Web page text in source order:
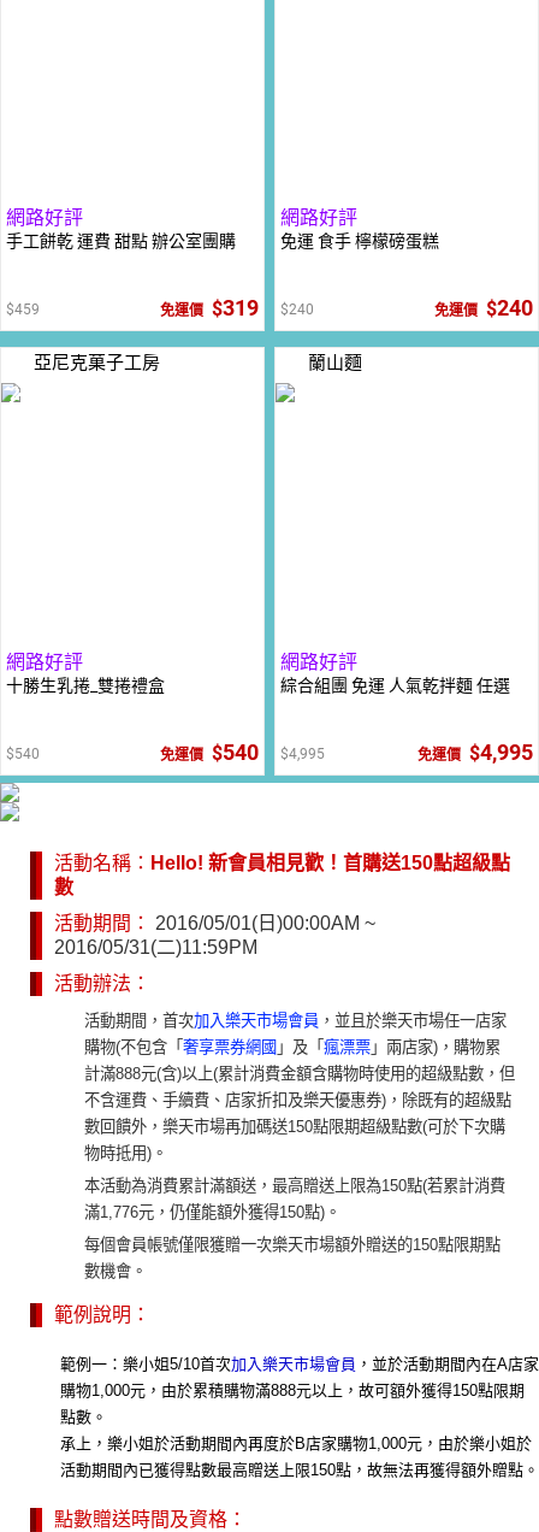
網路好評
手工餅乾 運費 甜點 辦公室團購
459 免運價 319
網路好評
免運 食手 檸檬磅蛋糕
240 免運價 240
亞尼克菓子工房
20
網路好評
十勝生乳捲_雙捲禮盒
540 免運價 540
蘭山麵
網路好評
綜合組團 免運 人氣乾拌麵 任選
4,995 免運價 4,995
活動名稱： Hello! 新會員相見歡！首購送150點超級點
數
活動期間： 2016/05/01(日)00:00AM ~
2016/05/31(二)11:59PM
活動辦法：
活動期間，首次加入樂天市場會員 ，並且於樂天市場任一店家
購物(不包含「 奢享票券網國 」及「 瘋漂票 」兩店家)，購物累
計滿888元(含)以上(累計消費金額含購物時使用的超級點數，但
不含運費、手續費、店家折扣及樂天優惠券)，除既有的超級點
數回饋外，樂天市場再加碼送150點限期超級點數(可於下次購
物時抵用)。
本活動為消費累計滿額送，最高贈送上限為150點(若累計消費
滿1,776元，仍僅能額外獲得150點)。
每個會員帳號僅限獲贈一次樂天市場額外贈送的150點限期點
數機會。
範例說明：
範例一：樂小姐5/10首次加入樂天市場會員 ，並於活動期間內在A店家
購物1,000元，由於累積購物滿888元以上，故可額外獲得150點限期
點數。
承上，樂小姐於活動期間內再度於B店家購物1,000元，由於樂小姐於
活動期間內已獲得點數最高贈送上限150點，故無法再獲得額外贈點。
點數贈送時間及資格：